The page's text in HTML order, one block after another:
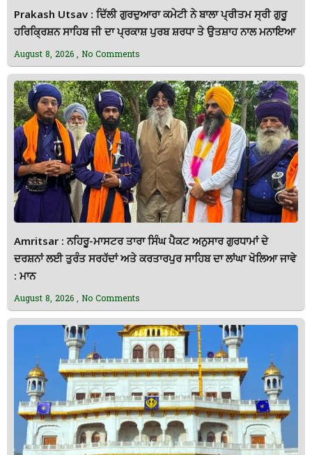
Prakash Utsav : ਦਿੱਲੀ ਗੁਰਦੁਆਰਾ ਕਮੇਟੀ ਨੇ ਬਾਲਾ ਪ੍ਰੀਤਮ ਸ੍ਰੀ ਗੁਰੂ
ਹਰਿਕ੍ਰਿਸ਼ਨ ਸਾਹਿਬ ਜੀ ਦਾ ਪ੍ਰਕਾਸ਼ ਪੁਰਬ ਸ਼ਰਧਾ ਤੇ ਉਤਸ਼ਾਹ ਨਾਲ ਮਨਾਇਆ
August 8, 2026 No Comments
Amritsar : ਨਹਿਰੂ-ਮਾਸਟਰ ਤਾਰਾ ਸਿੰਘ ਪੈਕਟ ਅਨੁਸਾਰ ਗੁਰਧਾਮਾਂ ਦੇ
ਦਰਸ਼ਨਾਂ ਲਈ ਤੁਰੰਤ ਸਰਹੱਦਾਂ ਅਤੇ ਕਰਤਾਰਪੁਰ ਸਾਹਿਬ ਦਾ ਲਾਂਘਾ ਖੋਲਿਆ ਜਾਵੇ
: ਮਾਨ
August 8, 2026 No Comments